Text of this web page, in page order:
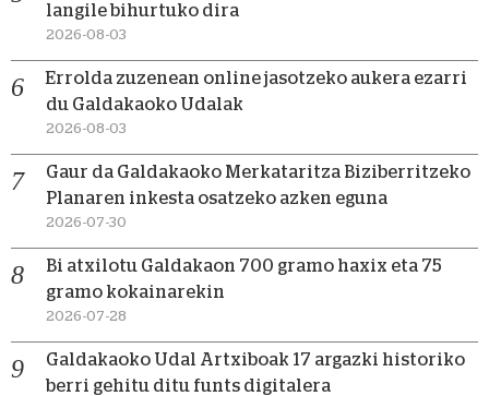
langile bihurtuko dira
2026-08-03
Errolda zuzenean online jasotzeko aukera ezarri
du Galdakaoko Udalak
2026-08-03
Gaur da Galdakaoko Merkataritza Biziberritzeko
Planaren inkesta osatzeko azken eguna
2026-07-30
Bi atxilotu Galdakaon 700 gramo haxix eta 75
gramo kokainarekin
2026-07-28
Galdakaoko Udal Artxiboak 17 argazki historiko
berri gehitu ditu funts digitalera